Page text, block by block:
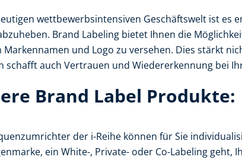
wettbewerbsintensiven Geschäftswelt ist es
Brand Labeling bietet Ihnen die
Markennamen und Logo zu versehen. Dies stärkt
schafft auch Vertrauen und Wiedererkennung bei
Brand Label Produkte:
der i-Reihe können für Sie
ein White-, Private- oder Co-Labeling geht,